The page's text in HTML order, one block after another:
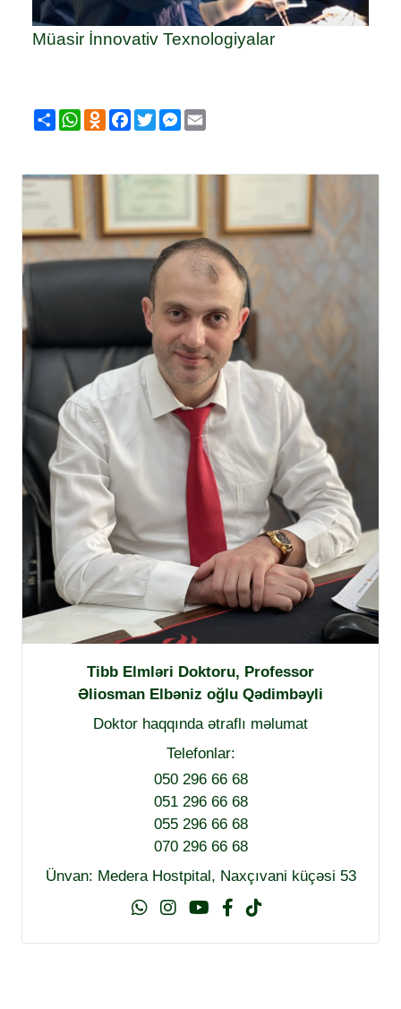
Müasir İnnovativ Texnologiyalar
ShareWhatsApp
Odnoklassniki
Facebook
TwitterMessenger
Tibb Elmləri Doktoru, Professor
Əliosman Elbəniz oğlu Qədimbəyli
Doktor haqqında ətraflı məlumat
Telefonlar:
050 296 66 68
051 296 66 68
055 296 66 68
070 296 66 68
Ünvan: Medera Hostpital, Naxçıvani küçəsi 53